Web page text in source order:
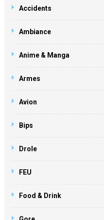
Accidents
Ambiance
Anime & Manga
Armes
Avion
Bips
Drole
FEU
Food & Drink